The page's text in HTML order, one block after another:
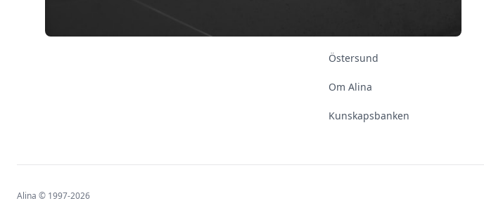
Östersund
Om Alina
Kunskapsbanken
Alina © 1997-2026